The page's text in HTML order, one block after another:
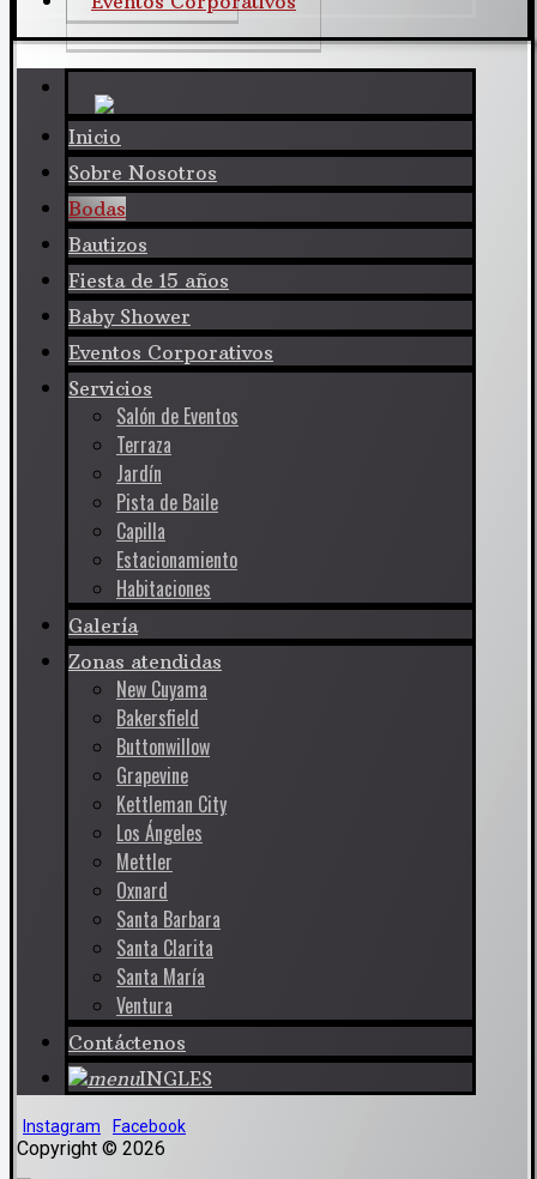
Inicio
Sobre Nosotros
Bodas
Bautizos
Fiesta de 15 años
Baby Shower
Eventos Corporativos
Servicios
Salón de Eventos
Terraza
Jardín
Pista de Baile
Capilla
Estacionamiento
Habitaciones
Galería
Zonas atendidas
New Cuyama
Bakersfield
Buttonwillow
Grapevine
Kettleman City
Los Ángeles
Mettler
Oxnard
Santa Barbara
Santa Clarita
Santa María
Ventura
Contáctenos
INGLES
Instagram Facebook
Copyright © 2026